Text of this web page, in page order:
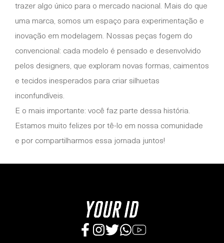
trazer algo único para o mercado nacional. Mais do que
uma marca, somos um espaço para experimentação e
inovação em modelagem. Nossas peças fogem do
convencional: cada modelo é pensado e desenvolvido
pelos designers, que exploram novas formas, caimentos
e tecidos inesperados para criar silhuetas
inconfundíveis.
E o mais importante: você faz parte dessa história.
Estamos muito felizes por tê-lo em nossa comunidade
e por compartilharmos essa jornada juntos!